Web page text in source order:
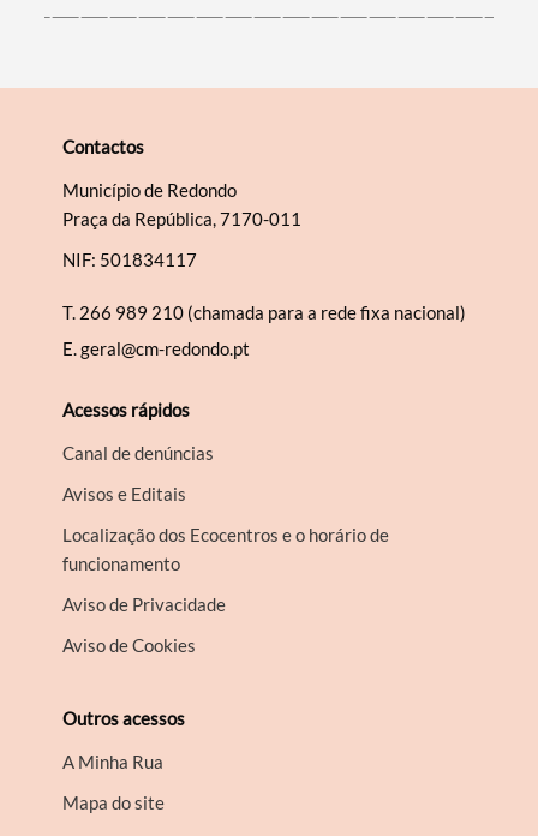
Contactos
Município de Redondo
Praça da República, 7170-011
NIF: 501834117
T. 266 989 210 (chamada para a rede fixa nacional)
E.geral@cm-redondo.pt
Acessos rápidos
Canal de denúncias
Avisos e Editais
Localização dos Ecocentros e o horário de
funcionamento
Aviso de Privacidade
Aviso de Cookies
Outros acessos
A Minha Rua
Mapa do site